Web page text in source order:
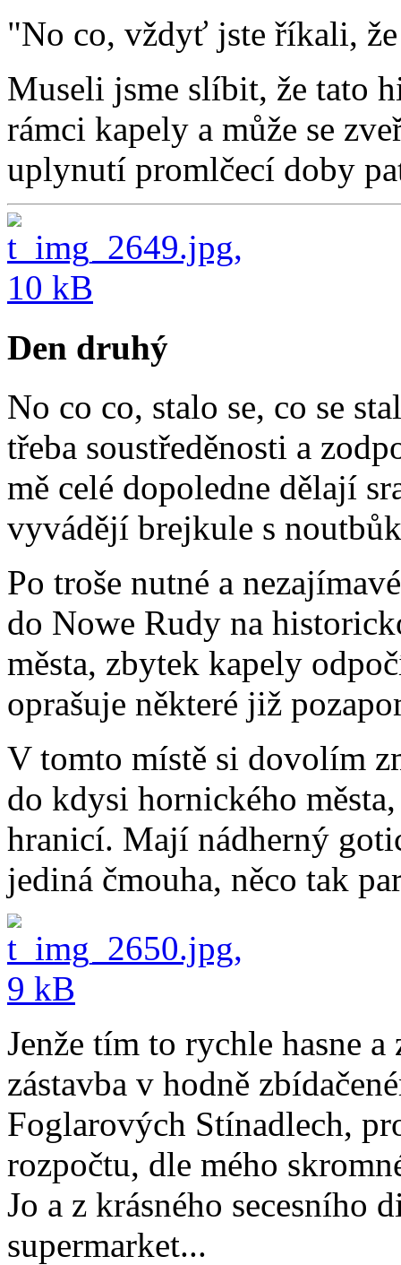
"No co, vždyť jste říkali,
Museli jsme slíbit, že tato
rámci kapely a může se
uplynutí promlčecí doby
Den druhý
No co co, stalo se, co se
třeba soustředěnosti a
mě celé dopoledne dělají
vyvádějí brejkule s
Po troše nutné a
do Nowe Rudy na
města, zbytek kapely
oprašuje některé již
V tomto místě si dovolím
do kdysi hornického
hranicí. Mají nádherný
jediná čmouha, něco tak
Jenže tím to rychle hasne
zástavba v hodně
Foglarových Stínadlech,
rozpočtu, dle mého
Jo a z krásného
supermarket...